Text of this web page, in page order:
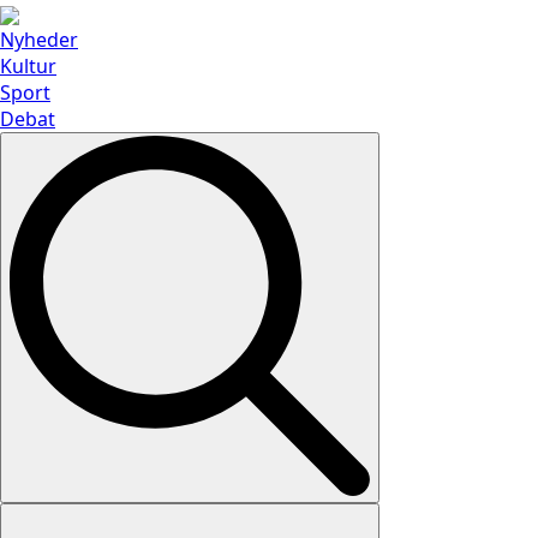
Nyheder
Kultur
Sport
Debat
Search